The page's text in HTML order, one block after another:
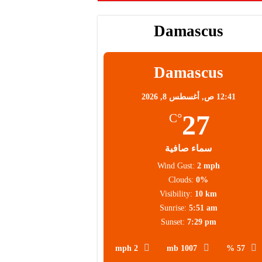
Damascus
Damascus
12:41 ص, أغسطس 8, 2026
27
°C
سماء صافية
57 %
1007 mb
2 mph
Wind Gust: 2 mph
Clouds: 0%
Visibility: 10 km
Sunrise: 5:51 am
Sunset: 7:29 pm